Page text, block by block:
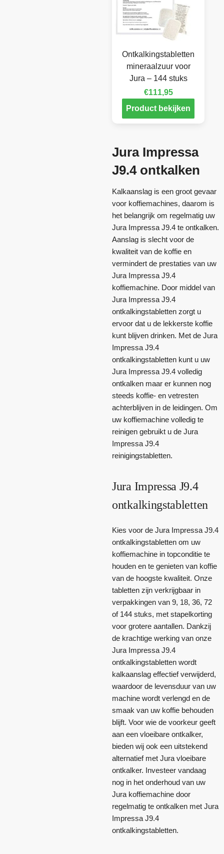
Ontkalkingstabletten
mineraalzuur voor
Jura – 144 stuks
€111,95
Product bekijken
Jura Impressa
J9.4 ontkalken
Kalkaanslag is een groot gevaar
voor koffiemachines, daarom is
het belangrijk om regelmatig uw
Jura Impressa J9.4 te ontkalken.
Aanslag is slecht voor de
kwaliteit van de koffie en
vermindert de prestaties van uw
Jura Impressa J9.4
koffiemachine. Door middel van
Jura Impressa J9.4
ontkalkingstabletten zorgt u
ervoor dat u de lekkerste koffie
kunt blijven drinken. Met de Jura
Impressa J9.4
ontkalkingstabletten kunt u uw
Jura Impressa J9.4 volledig
ontkalken maar er kunnen nog
steeds koffie- en vetresten
achterblijven in de leidingen. Om
uw koffiemachine volledig te
reinigen gebruikt u de Jura
Impressa J9.4
reinigingstabletten.
Jura Impressa J9.4
ontkalkingstabletten
Kies voor de Jura Impressa J9.4
ontkalkingstabletten om uw
koffiemachine in topconditie te
houden en te genieten van koffie
van de hoogste kwaliteit. Onze
tabletten zijn verkrijgbaar in
verpakkingen van 9, 18, 36, 72
of 144 stuks, met stapelkorting
voor grotere aantallen. Dankzij
de krachtige werking van onze
Jura Impressa J9.4
ontkalkingstabletten wordt
kalkaanslag effectief verwijderd,
waardoor de levensduur van uw
machine wordt verlengd en de
smaak van uw koffie behouden
blijft. Voor wie de voorkeur geeft
aan een vloeibare ontkalker,
bieden wij ook een uitstekend
alternatief met Jura vloeibare
ontkalker. Investeer vandaag
nog in het onderhoud van uw
Jura koffiemachine door
regelmatig te ontkalken met Jura
Impressa J9.4
ontkalkingstabletten.